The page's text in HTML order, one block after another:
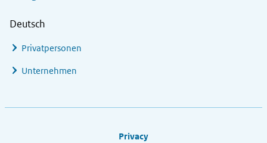
Deutsch
Privatpersonen
Unternehmen
Privacy